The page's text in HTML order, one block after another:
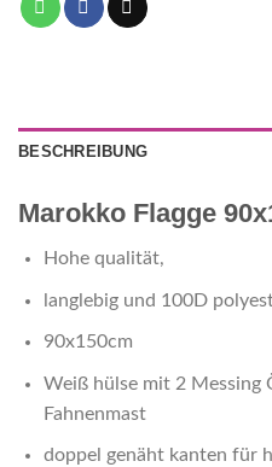
BESCHREIBUNG
Marokko Flagge
Hohe qualität,
langlebig und 100D
90x150cm
Weiß hülse mit 2 Messing
Fahnenmast
doppel genäht kanten für